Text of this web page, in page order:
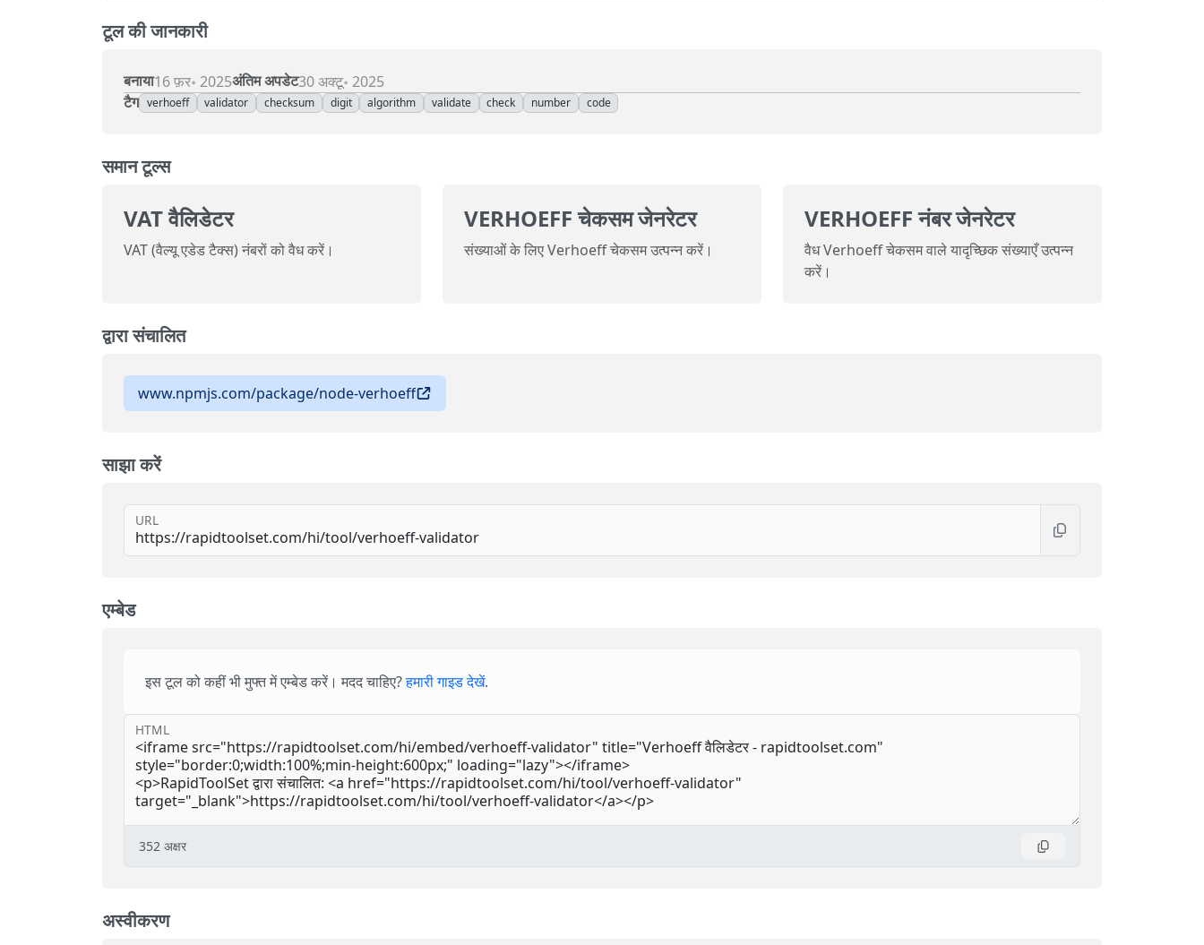
टूल की जानकारी
बनाया16 फ़र॰ 2025अंतिम अपडेट30 अक्टू॰ 2025
टैग verhoeff validator checksum digit algorithm validate check number code
समान टूल्स
VAT वैलिडेटर
VAT (वैल्यू एडेड टैक्स) नंबरों को वैध करें।
VERHOEFF चेकसम जेनरेटर
संख्याओं के लिए Verhoeff चेकसम उत्पन्न करें।
VERHOEFF नंबर जेनरेटर
वैध Verhoeff चेकसम वाले यादृच्छिक संख्याएँ उत्पन्न
करें।
द्वारा संचालित
www.npmjs.com/package/node-verhoeff
साझा करें
URL
एम्बेड
इस टूल को कहीं भी मुफ्त में एम्बेड करें। मदद चाहिए?हमारी गाइड देखें.
HTML
352 अक्षर
अस्वीकरण